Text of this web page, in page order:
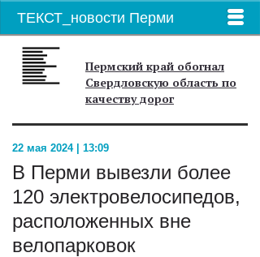
ТЕКСТ_новости Перми
Пермский край обогнал
Свердловскую область по
качеству дорог
22 мая 2024 | 13:09
В Перми вывезли более
120 электровелосипедов,
расположенных вне
велопарковок